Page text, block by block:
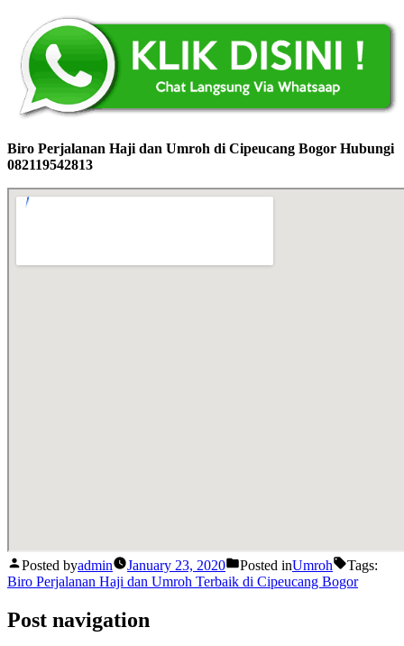
Biro Perjalanan Haji dan Umroh di Cipeucang Bogor Hubungi
082119542813
Posted byadmin January 23, 2020 Posted inUmroh
Tags:
Biro Perjalanan Haji dan Umroh Terbaik di Cipeucang Bogor
Post navigation